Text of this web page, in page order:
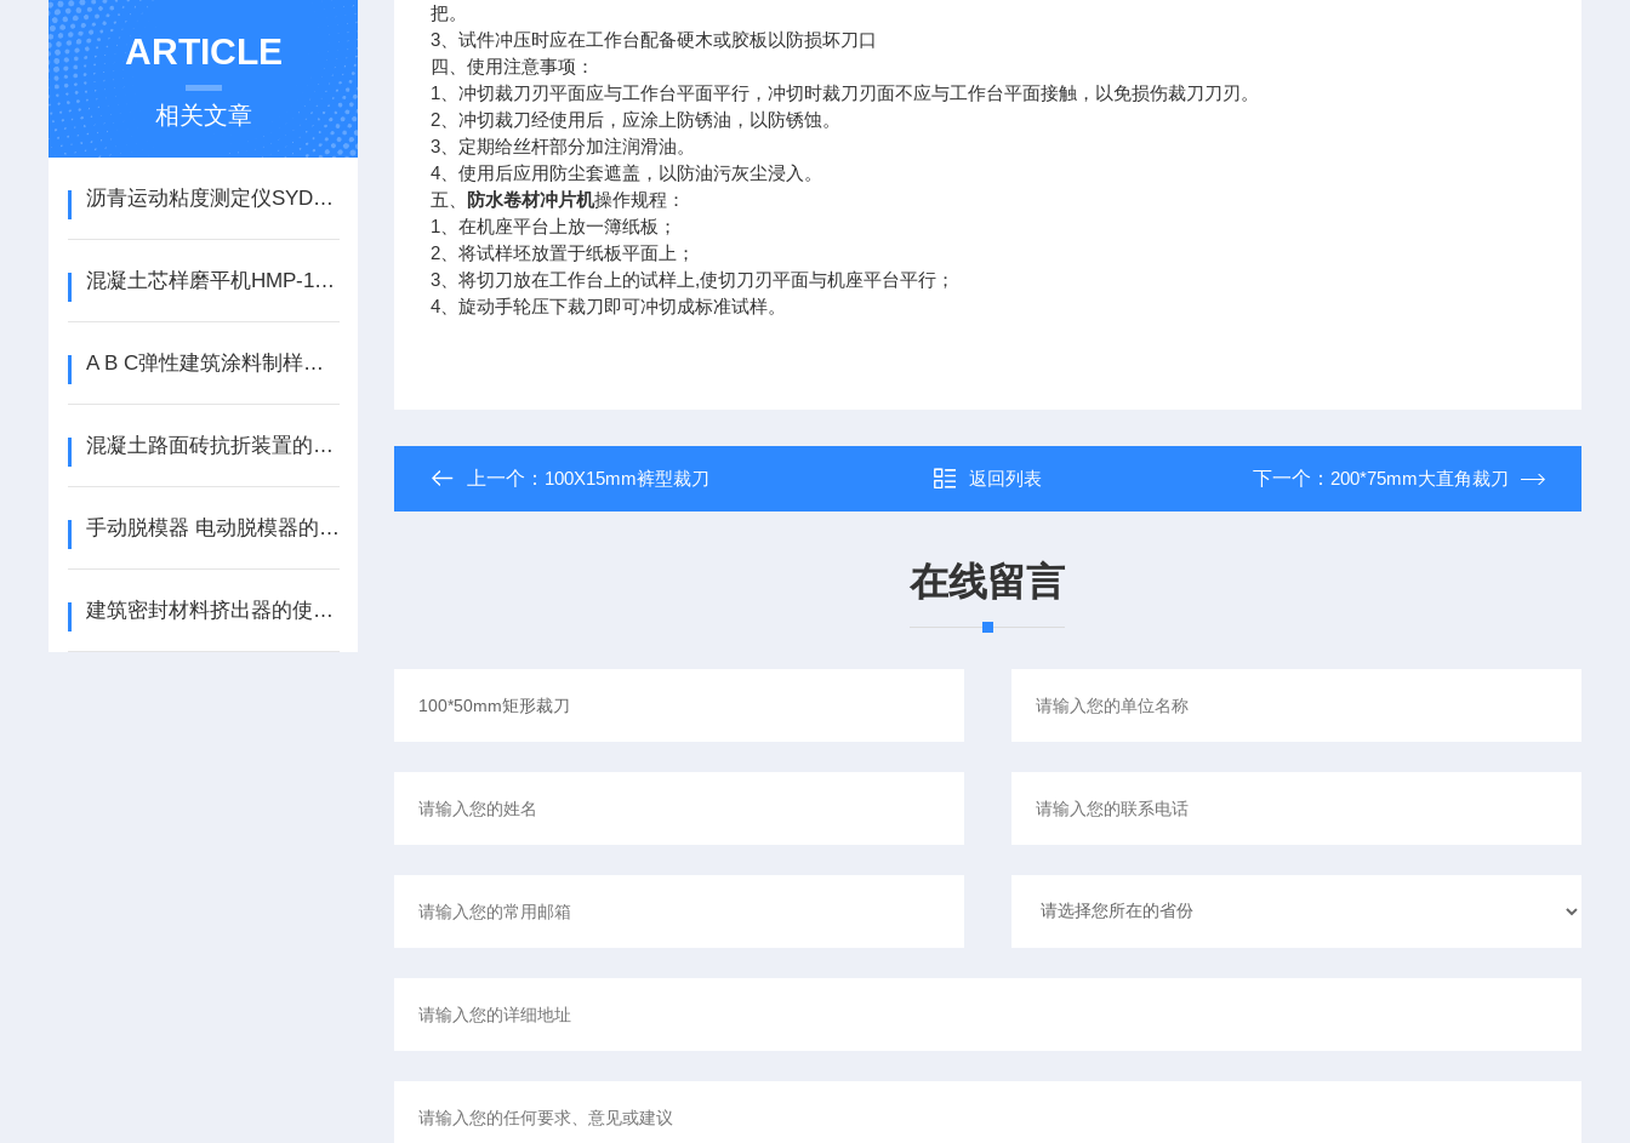
ARTICLE
相关文章
沥青运动粘度测定仪SYD-265E使用说明
混凝土芯样磨平机HMP-150如何使用
A B C弹性建筑涂料制样框如何使用
混凝土路面砖抗折装置的使用说明
手动脱模器 电动脱模器的使用说明
建筑密封材料挤出器的使用说明
把。
3 、试件冲压时应在工作台配备硬木或胶板以防损坏刀口
四、使用注意事项：
1 、冲切裁刀刃平面应与工作台平面平行，冲切时裁刀刃面不应与工作台平面接触，以免损伤裁刀刀刃。
2 、冲切裁刀经使用后，应涂上防锈油，以防锈蚀。
3 、定期给丝杆部分加注润滑油。
4 、使用后应用防尘套遮盖，以防油污灰尘浸入。
五、
防水卷材冲片机操作规程：
1 、在机座平台上放一簿纸板；
2 、将试样坯放置于纸板平面上；
3 、将切刀放在工作台上的试样上,使切刀刃平面与机座平台平行；
4 、旋动手轮压下裁刀即可冲切成标准试样。
上一个： 100X15mm裤型裁刀 返回列表 下一个： 200*75mm大直角裁刀
在线留言